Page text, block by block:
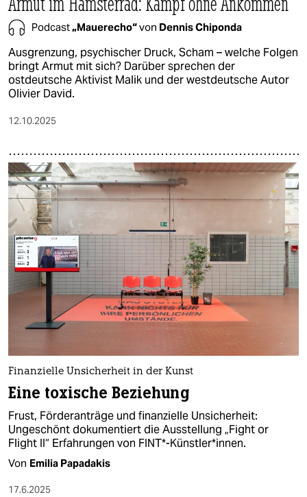
Podcast„Mauerecho“von Dennis Chiponda
Ausgrenzung, psychischer Druck, Scham – welche Folgen
bringt Armut mit sich? Darüber sprechen der
ostdeutsche Aktivist Malik und der westdeutsche Autor
Olivier David.
12.10.2025
Finanzielle Unsicherheit in der Kunst
Eine toxische Beziehung
Frust, Förderanträge und finanzielle Unsicherheit:
Ungeschönt dokumentiert die Ausstellung „Fight or
Flight II“ Erfahrungen von FINT*-Künstler*innen.
Von Emilia Papadakis
17.6.2025